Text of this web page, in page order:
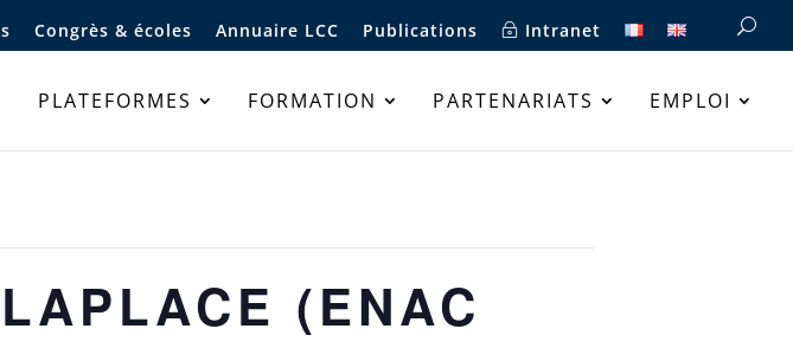
Congrès & écoles Annuaire LCC Publications Intranet
PLATEFORMES FORMATION PARTENARIATS EMPLOI
(ENAC